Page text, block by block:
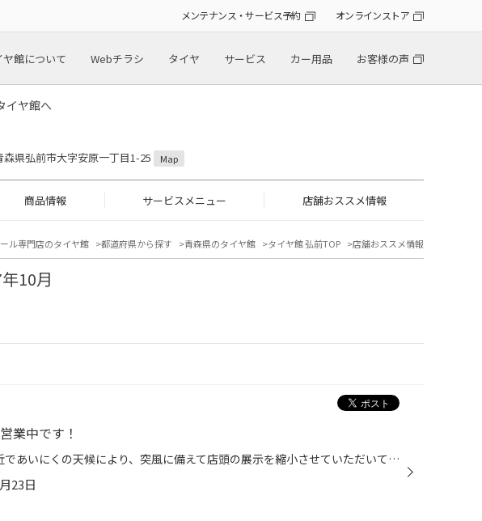
メンテナンス・サービス予約 オンラインストア
ヤ館について Webチラシ タイヤ サービス カー用品 お客様の声
イヤ館へ
県弘前市大字安原一丁目1-25 Map
商品情報 サービスメニュー 店舗おススメ情報
ル専門店のタイヤ館 都道府県から探す 青森県のタイヤ館 タイヤ館 弘前TOP 店舗おススメ情報
10月
業中です！
台風の接近であいにくの天候により、突風に備えて店頭の展示を縮小させていただいております！ ですが、スタッフは雨にも負けず風にも負けず、元気に営業中ですので、 何かお困りの際はお気軽にご来店ください（＾＾）
23日